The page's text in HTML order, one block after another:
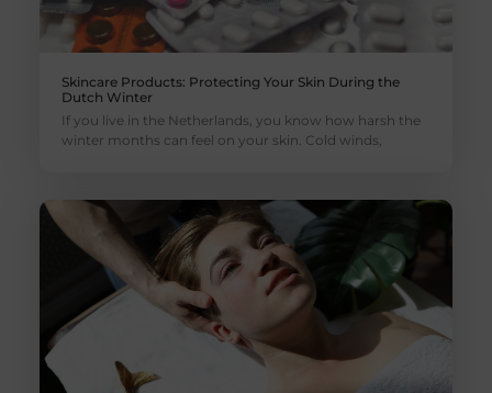
Skincare Products: Protecting Your Skin During the
Dutch Winter
If you live in the Netherlands, you know how harsh the
winter months can feel on your skin. Cold winds,